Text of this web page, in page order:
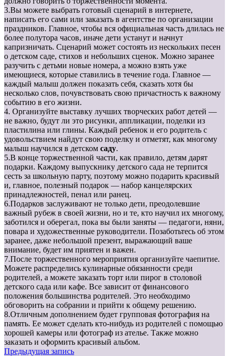
3.Вы можете выбрать готовый сценарий в интернете,
написать его сами или заказать в агентстве по организации
праздников. Главное, чтобы вся официальная часть длилась не
более полутора часов, иначе дети устанут и начнут
капризничать. Сценарий может состоять из нескольких песен
о детском саде, стихов и небольших сценок. Можно заранее
разучить с детьми новые номера, а можно взять уже
имеющиеся, которые ставились в течение года. Главное —
каждый малыш должен показать себя, сказать хотя бы
несколько слов, почувствовать свою причастность к важному
событию в его жизни.
4. Организуйте выставку лучших творческих работ детей —
не важно, будут ли это рисунки, аппликации, поделки из
пластилина или глины. Каждый ребенок и его родитель с
удовольствием найдут свою поделку и отметят, как многому
малыш научился в детском саду.
5.В конце торжественной части, как правило, детям дарят
подарки. Каждому выпускнику детского сада не терпится
сесть за школьную парту, поэтому можно подарить красивый
и, главное, полезный подарок — набор канцелярских
принадлежностей, пенал или ранец.
6.Подарков заслуживают не только дети, преодолевшие
важный рубеж в своей жизни, но и те, кто научил их многому,
заботился и оберегал, пока вы были заняты — педагоги, няни,
повара и художественные руководители. Позаботьтесь об этом
заранее, даже небольшой презент, выражающий ваше
внимание, будет им приятен и важен.
7.После торжественного мероприятия организуйте чаепитие.
Можете распределись кулинарные обязанности среди
родителей, а можете заказать торт или пирог в столовой
детского сада или кафе. Все зависит от финансового
положения большинства родителей. Это необходимо
обговорить на собрании и прийти к общему решению.
8.Отличным дополнением будет групповая фотография на
память. Ее может сделать кто-нибудь из родителей с помощью
хорошей камеры или фотограф из ателье. Также можно
заказать и оформить красивый альбом.
Предыдущая запись